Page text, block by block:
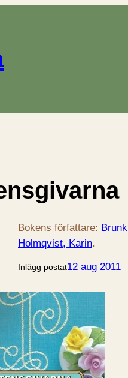
Bokens författare: Brunk
Holmqvist, Karin.
Inlägg postat12 aug 2011